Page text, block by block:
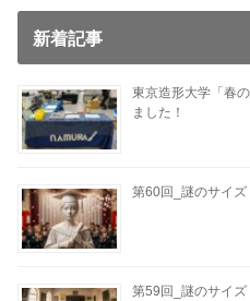
新着記事
東京造形大学「春
ました！
第60回_謎のサイ
第59回_謎のサイ